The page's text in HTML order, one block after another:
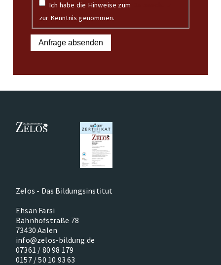
Ich habe die Hinweise zum
zur Kenntnis genommen.
Anfrage absenden
Zelos - Das Bildungsinstitut
Ehsan Farsi
Bahnhofstraße 78
73430 Aalen
info@zelos-bildung.de
07361 / 80 98 179
0157 / 50 10 93 63